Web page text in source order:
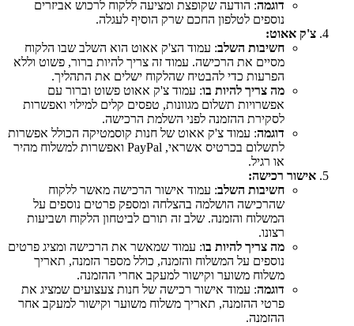
דוגמה: הודעה שקופצת ומציעה ללקוח לרכוש אביזרים
נוספים לטלפון החכם שרק הוסיף לעגלה.
צ'ק אאוט:
חשיבות השלב: עמוד הצ'ק אאוט הוא השלב שבו הלקוח
מסיים את הרכישה. עמוד זה צריך להיות ברור, פשוט וללא
הפרעות כדי להבטיח שהלקוח ישלים את התהליך.
מה צריך להיות בו: עמוד צ'ק אאוט פשוט וברור עם
אפשרויות תשלום מגוונות, טפסים קלים למילוי ואפשרות
לסקירת ההזמנה לפני השלמת הרכישה.
דוגמה: עמוד צ'ק אאוט של חנות קוסמטיקה הכולל אפשרות
לתשלום בכרטיס אשראי, PayPal ואפשרות למשלוח מהיר
או רגיל.
אישור רכישה:
חשיבות השלב: עמוד אישור הרכישה מאשר ללקוח
שהרכישה הושלמה בהצלחה ומספק פרטים נוספים על
המשלוח והזמנה. שלב זה תורם לביטחון הלקוח ושביעות
רצונו.
מה צריך להיות בו: עמוד שמאשר את הרכישה ומציג פרטים
נוספים על המשלוח והזמנה, כולל מספר הזמנה, תאריך
משלוח משוער וקישור למעקב אחרי ההזמנה.
דוגמה: עמוד אישור רכישה של חנות צעצועים שמציג את
פרטי ההזמנה, תאריך משלוח משוער וקישור למעקב אחר
ההזמנה.